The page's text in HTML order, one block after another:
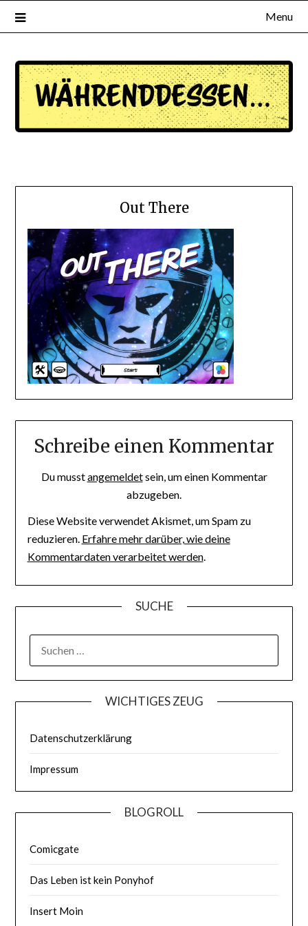
Menu
Out There
Schreibe einen Kommentar
Du musstangemeldetsein, um einen Kommentar
abzugeben.
Diese Website verwendet Akismet, um Spam zu
reduzieren. Erfahre mehr darüber, wie deine
Kommentardaten verarbeitet werden.
SUCHE
WICHTIGES ZEUG
Datenschutzerklärung
Impressum
BLOGROLL
Comicgate
Das Leben ist kein Ponyhof
Insert Moin